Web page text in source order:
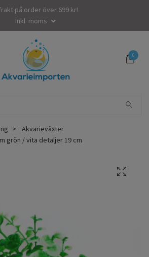
på order över 699 kr!
Inkl. moms
0
Akvarieväxter
grön / vita detaljer 19 cm